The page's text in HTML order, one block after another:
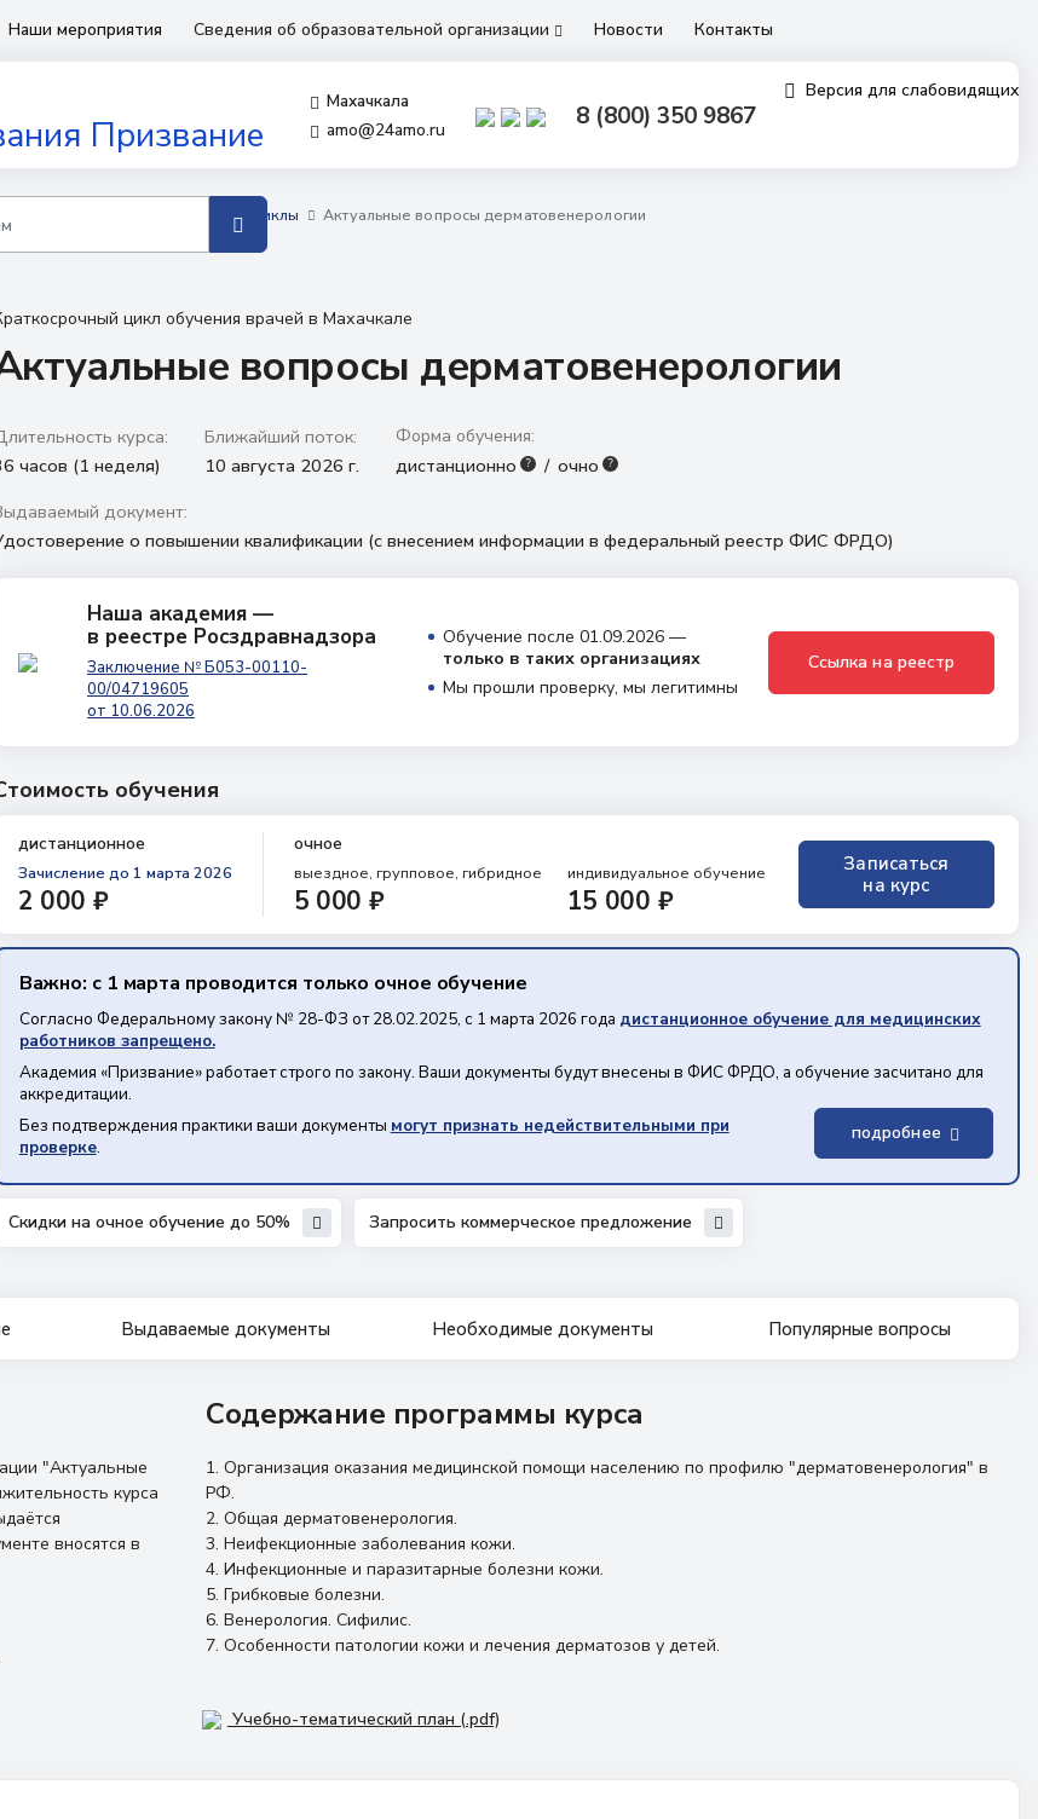
Наши мероприятия Сведения об образовательной организации Новости Контакты
Версия для слабовидящих
8 (800) 350 9867
Махачкала
amo@24amo.ru
для врачей Краткосрочные циклы Актуальные вопросы дерматовенерологии
цикл обучения врачей в Махачкале
вопросы дерматовенерологии
курса:
часов (1 неделя)
Ближайший поток:
10 августа 2026 г.
Форма обучения:
дистанционно ? очно ?
документ:
о повышении квалификации (с внесением информации в федеральный реестр ФИС ФРДО)
Наша академия —
в реестре Росздравнадзора
Заключение № Б053-00110-
00/04719605
от 10.06.2026
Обучение после 01.09.2026 —
только в таких организациях
Мы прошли проверку, мы легитимны
Ссылка на реестр
обучения
дистанционное
Зачисление до 1 марта 2026
2 000 ₽
очное
выездное, групповое, гибридное
5 000 ₽
индивидуальное обучение
15 000 ₽
Записаться
на курс
Важно: с 1 марта проводится только очное обучение
Согласно Федеральному закону № 28-ФЗ от 28.02.2025, с 1 марта 2026 года дистанционное обучение для медицинских
работников запрещено.
Академия «Призвание» работает строго по закону. Ваши документы будут внесены в ФИС ФРДО, а обучение засчитано для
аккредитации.
Без подтверждения практики ваши документы могут признать недействительными при
проверке.
подробнее
Скидки на очное обучение до 50% Запросить коммерческое предложение
Выдаваемые документы Необходимые документы Популярные вопросы
"Актуальные
курса
вносятся в
Содержание программы курса
1. Организация оказания медицинской помощи населению по профилю "дерматовенерология" в
РФ.
2. Общая дерматовенерология.
3. Неифекционные заболевания кожи.
4. Инфекционные и паразитарные болезни кожи.
5. Грибковые болезни.
6. Венерология. Сифилис.
7. Особенности патологии кожи и лечения дерматозов у детей.
Учебно-тематический план (.pdf)